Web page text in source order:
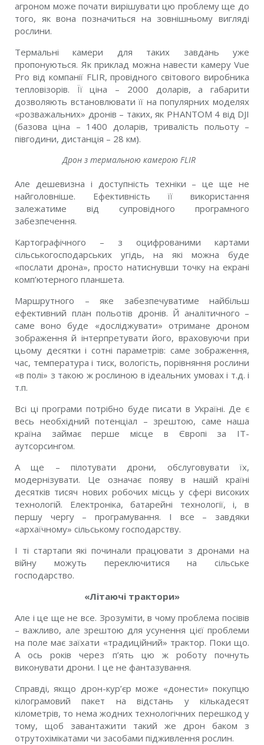
агроном може почати вирішувати цю проблему ще до
того, як вона позначиться на зовнішньому вигляді
рослини.
Термальні камери для таких завдань уже
пропонуються. Як приклад можна навести камеру Vue
Pro від компанії FLIR, провідного світового виробника
тепловізорів. Її ціна – 2000 доларів, а габарити
дозволяють встановлювати її на популярних моделях
«розважальних» дронів – таких, як PHANTOM 4 від DJI
(базова ціна – 1400 доларів, тривалість польоту –
півгодини, дистанція – 28 км).
Дрон з термальною камерою FLIR
Але дешевизна і доступність техніки – це ще не
найголовніше. Ефективність її використання
залежатиме від супровідного програмного
забезпечення.
Картографічного – з оцифрованими картами
сільськогосподарських угідь, на які можна буде
«послати дрона», просто натиснувши точку на екрані
комп’ютерного планшета.
Маршрутного – яке забезпечуватиме найбільш
ефективний план польотів дронів. Й аналітичного –
саме воно буде «досліджувати» отримане дроном
зображення й інтерпретувати його, враховуючи при
цьому десятки і сотні параметрів: саме зображення,
час, температура і тиск, вологість, порівняння рослини
«в полі» з такою ж рослиною в ідеальних умовах і т.д. і
т.п.
Всі ці програми потрібно буде писати в Україні. Де є
весь необхідний потенціал – зрештою, саме наша
країна займає перше місце в Європі за ІТ-
аутсорсингом.
А ще – пілотувати дрони, обслуговувати їх,
модернізувати. Це означає появу в нашій країні
десятків тисяч нових робочих місць у сфері високих
технологій. Електроніка, батарейні технології, і, в
першу чергу – програмування. І все – завдяки
«архаїчному» сільському господарству.
І ті стартапи які починали працювати з дронами на
війну можуть переключитися на сільське
господарство.
«Літаючі трактори»
Але і це ще не все. Зрозуміти, в чому проблема посівів
– важливо, але зрештою для усунення цієї проблеми
на поле має заїхати «традиційний» трактор. Поки що.
А ось років через п’ять цю ж роботу почнуть
виконувати дрони. І це не фантазування.
Справді, якщо дрон-кур’єр може «донести» покупцю
кілограмовий пакет на відстань у кількадесят
кілометрів, то нема жодних технологічних перешкод у
тому, щоб завантажити такий же дрон баком з
отрутохімікатами чи засобами підживлення рослин.